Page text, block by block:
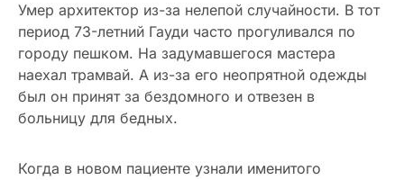
Умер архитектор из-за нелепой случайности. В тот
период 73-летний Гауди часто прогуливался по
городу пешком. На задумавшегося мастера
наехал трамвай. А из-за его неопрятной одежды
был он принят за бездомного и отвезен в
больницу для бедных.
Когда в новом пациенте узнали именитого